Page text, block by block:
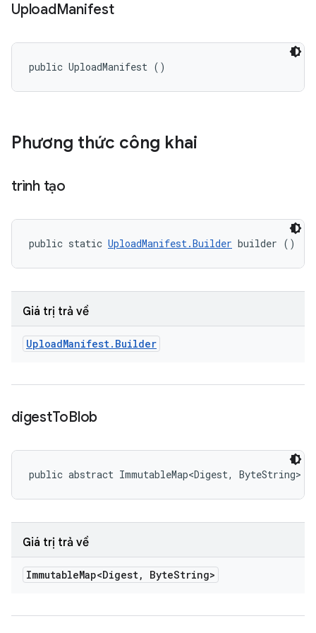
UploadManifest
public UploadManifest ()
Phương thức công khai
trình tạo
public static UploadManifest.Builder builder ()
Giá trị trả về
UploadManifest. Builder
digestToBlob
public abstract ImmutableMap<Digest, ByteString>
Giá trị trả về
ImmutableMap<Digest, ByteString>